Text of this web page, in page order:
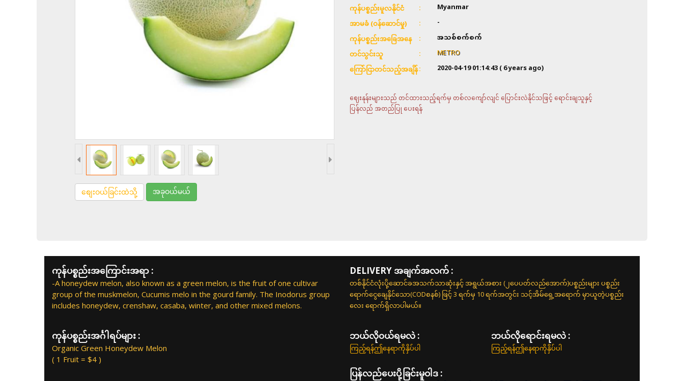
ကုန်ပစ္စည်းမူလနိုင်ငံ Myanmar
အာမခံ (ဝန်ဆောင်မှု) -
ကုန်ပစ္စည်းအခြေအနေ အသစ်စက်စက်
တင်သွင်းသူ METRO
ကြော်ငြာတင်သည့်အချိန် 2020-04-19 01:14:43( 6 years ago)
ဈေးနုန်းများသည် တင်ထားသည့်ရက်မှ တစ်လကျော်လျင် ပြောင်းလဲနိုင်သဖြင့် ရောင်းချသူနှင့်
ပြန်လည် အတည်ပြု ပေးရန်
စျေးဝယ်ခြင်းထဲသို့ အခုဝယ်မယ်
ကုန်ပစ္စည်းအကြောင်းအရာ :
-A honeydew melon, also known as a green melon, is the fruit of one cultivar
group of the muskmelon, Cucumis melo in the gourd family. The Inodorus group
includes honeydew, crenshaw, casaba, winter, and other mixed melons.
ကုန်ပစ္စည်းအင်္ဂါရပ်များ :
Organic Green Honeydew Melon
( 1 Fruit = $4 )
DELIVERY အချက်အလက် :
တစ်နိုင်ငံလုံးပို့ဆောင်ခအသက်သာဆုံးနှင့် အရွယ်အစား (၂ပေပတ်လည်အောက်)ပစ္စည်းများ ပစ္စည်း
ရောက်ငွေချေနိုင်သော(CODစနစ်) ဖြင့် 3 ရက်မှ 10 ရက်အတွင်း သင့်အိမ်ရှေ့အရောက် မှာယူတဲ့ပစ္စည်း
လေး ရောက်ရှိလာပါမယ်။
ဘယ်လို၀ယ်ရမလဲ :
ကြည့်ရန်ဤနေရာကိုနှိပ်ပါ
ဘယ်လိုရောင်းရမလဲ :
ကြည့်ရန်ဤနေရာကိုနှိပ်ပါ
ပြန်လည်ပေးပို့ခြင်းမူဝါဒ :